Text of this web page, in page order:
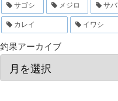
サゴシ メジロ サバ
カレイ イワシ
釣果アーカイブ